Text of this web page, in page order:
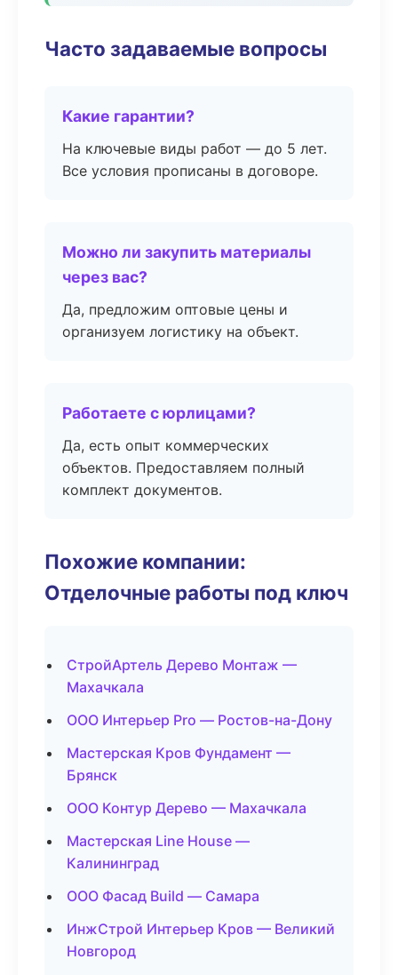
Часто задаваемые вопросы
Какие гарантии?
На ключевые виды работ — до 5 лет.
Все условия прописаны в договоре.
Можно ли закупить материалы
через вас?
Да, предложим оптовые цены и
организуем логистику на объект.
Работаете с юрлицами?
Да, есть опыт коммерческих
объектов. Предоставляем полный
комплект документов.
Похожие компании:
Отделочные работы под ключ
СтройАртель Дерево Монтаж —
Махачкала
ООО Интерьер Pro — Ростов-на-Дону
Мастерская Кров Фундамент —
Брянск
ООО Контур Дерево — Махачкала
Мастерская Line House —
Калининград
ООО Фасад Build — Самара
ИнжСтрой Интерьер Кров — Великий
Новгород